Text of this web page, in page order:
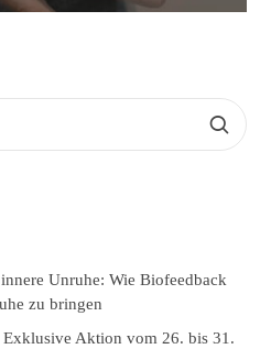
Unruhe: Wie Biofeedback
zu bringen
Aktion vom 26. bis 31.